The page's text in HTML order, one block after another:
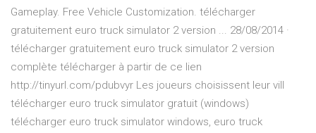
Gameplay. Free Vehicle Customization. télécharger
gratuitement euro truck simulator 2 version ... 28/08/2014 ·
télécharger gratuitement euro truck simulator 2 version
complète télécharger à partir de ce lien
http://tinyurl.com/pdubvyr Les joueurs choisissent leur vill
télécharger euro truck simulator gratuit (windows)
télécharger euro truck simulator windows, euro truck